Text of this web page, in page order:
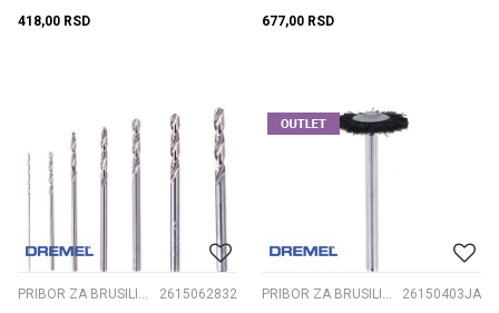
418,00 RSD 677,00 RSD
PRIBOR ZA BRUSILICE ČEONE 2615062832 PRIBOR ZA BRUSILICE ČEONE 26150403JA